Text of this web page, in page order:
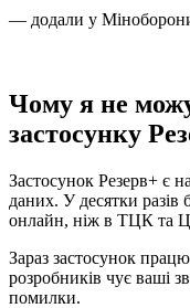
— додали у
Чому я не
застосунку
Застосунок Резерв+ є
даних. У десятки
онлайн, ніж в ТЦК та
Зараз застосунок
розробників чує ваші
помилки.